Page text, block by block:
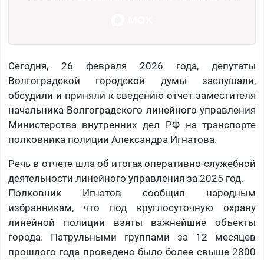
Сегодня, 26 февраля 2026 года, депутаты
Волгоградской городской думы заслушали,
обсудили и приняли к сведению отчет заместителя
начальника Волгоградского линейного управления
Министерства внутренних дел РФ на транспорте
полковника полиции Александра Игнатова.
Речь в отчете шла об итогах оперативно-служебной
деятельности линейного управления за 2025 год.
Полковник Игнатов сообщил народным
избранникам, что
под круглосуточную охрану
линейной полиции взяты важнейшие объекты
города. Патрульными группами за 12 месяцев
прошлого года проведено было более свыше 2800